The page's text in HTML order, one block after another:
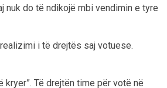
nuk do të ndikojë mbi vendimin e tyre
i të drejtës saj votuese.
kryer”. Të drejtën time për votë në